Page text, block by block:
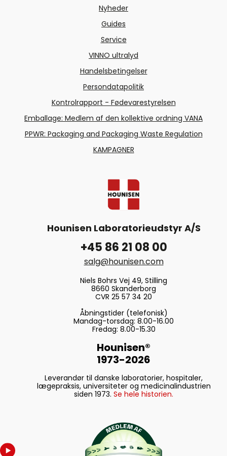
Nyheder
Guides
Service
VINNO ultralyd
Handelsbetingelser
Persondatapolitik
Kontrolrapport - Fødevarestyrelsen
Emballage: Medlem af den kollektive ordning VANA
PPWR: Packaging and Packaging Waste Regulation
KAMPAGNER
Hounisen Laboratorieudstyr A/S
+45 86 21 08 00
salg@hounisen.com
Niels Bohrs Vej 49, Stilling
8660 Skanderborg
CVR 25 57 34 20
Åbningstider (telefonisk)
Mandag-torsdag: 8.00-16.00
Fredag: 8.00-15.30
Hounisen®
1973-2026
Leverandør til danske laboratorier, hospitaler,
lægepraksis, universiteter og medicinalindustrien
siden 1973. Se hele historien.